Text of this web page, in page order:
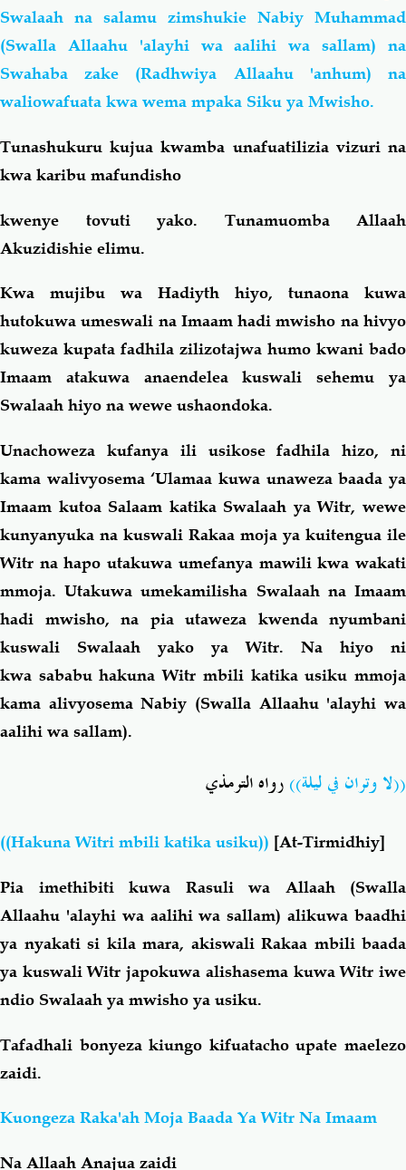
Swalaah na salamu zimshukie Nabiy Muhammad
(Swalla Allaahu 'alayhi wa aalihi wa sallam) na
Swahaba zake (Radhwiya Allaahu 'anhum) na
waliowafuata kwa wema mpaka Siku ya Mwisho.
Tunashukuru kujua kwamba unafuatilizia vizuri na
kwa karibu mafundisho
kwenye tovuti yako. Tunamuomba Allaah
Akuzidishie elimu.
Kwa mujibu wa Hadiyth hiyo, tunaona kuwa
hutokuwa umeswali na Imaam hadi mwisho na hivyo
kuweza kupata fadhila zilizotajwa humo kwani bado
Imaam atakuwa anaendelea kuswali sehemu ya
Swalaah hiyo na wewe ushaondoka.
Unachoweza kufanya ili usikose fadhila hizo, ni
kama walivyosema ‘Ulamaa kuwa unaweza baada ya
Imaam kutoa Salaam katika Swalaah ya Witr, wewe
kunyanyuka na kuswali Rakaa moja ya kuitengua ile
Witr na hapo utakuwa umefanya mawili kwa wakati
mmoja. Utakuwa umekamilisha Swalaah na Imaam
hadi mwisho, na pia utaweza kwenda nyumbani
kuswali Swalaah yako ya Witr. Na hiyo ni
kwa sababu hakuna Witr mbili katika usiku mmoja
kama alivyosema Nabiy (Swalla Allaahu 'alayhi wa
aalihi wa sallam).
((لا وتران في ليلة))رواه الترمذي
((Hakuna Witri mbili katika usiku)) [At-Tirmidhiy]
Pia imethibiti kuwa Rasuli wa Allaah (Swalla
Allaahu 'alayhi wa aalihi wa sallam) alikuwa baadhi
ya nyakati si kila mara, akiswali Rakaa mbili baada
ya kuswali Witr japokuwa alishasema kuwa Witr iwe
ndio Swalaah ya mwisho ya usiku.
Tafadhali bonyeza kiungo kifuatacho upate maelezo
zaidi.
Kuongeza Raka'ah Moja Baada Ya Witr Na Imaam
Na Allaah Anajua zaidi